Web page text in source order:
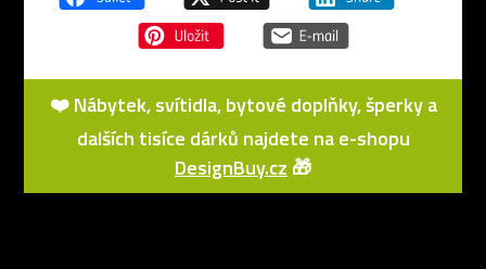
❤️ Nábytek, svítidla, bytové doplňky, šperky a
dalších tisíce dárků najdete na e-shopu
DesignBuy.cz 🎁